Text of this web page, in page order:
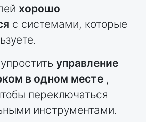
хорошо
с системами, которые
управление
в одном месте ,
переключаться
инструментами.